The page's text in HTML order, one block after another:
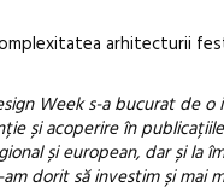
arhitecturii
Week s-a bucurat de
și acoperire în
și european, dar și
dorit să investim și